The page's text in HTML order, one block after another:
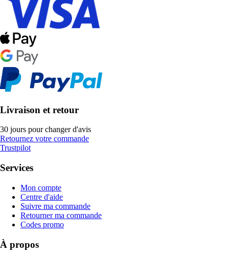
Livraison et retour
30 jours pour changer d'avis
Retournez votre commande
Trustpilot
Services
Mon compte
Centre d'aide
Suivre ma commande
Retourner ma commande
Codes promo
À propos